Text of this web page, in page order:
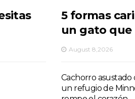
5 formas
un gato que
August 8,2026
Cachorro asustado
un refugio de